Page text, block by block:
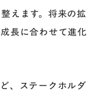
えます。将来の拡
長に合わせて進化
、ステークホルダ